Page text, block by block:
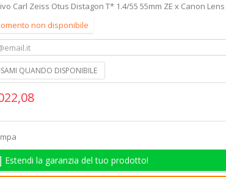
Carl Zeiss Otus Distagon T* 1.4/55 55mm ZE x Canon Lens
non disponibile
QUANDO DISPONIBILE
Estendi la garanzia del tuo prodotto!